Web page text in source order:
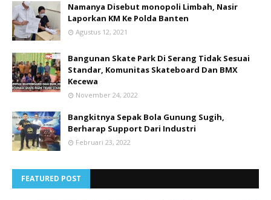
Namanya Disebut monopoli Limbah, Nasir
Laporkan KM Ke Polda Banten
Agustus 12, 2021
Bangunan Skate Park Di Serang Tidak Sesuai
Standar, Komunitas Skateboard Dan BMX
Kecewa
November 24, 2022
Bangkitnya Sepak Bola Gunung Sugih,
Berharap Support Dari Industri
Februari 23, 2022
FEATURED POST